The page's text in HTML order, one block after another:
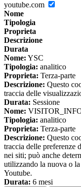
youtube.com
Nome
Tipologia
Proprieta
Descrizione
Durata
Nome: YSC
Tipologia: analitico
Proprieta: Terza-parte
Descrizione: Questo
traccia delle
Durata: Sessione
Nome:
Tipologia: analitico
Proprieta: Terza-parte
Descrizione: Questo
traccia delle preferenze
nei siti; può anche
utilizzando la nuova o
Youtube.
Durata: 6 mesi